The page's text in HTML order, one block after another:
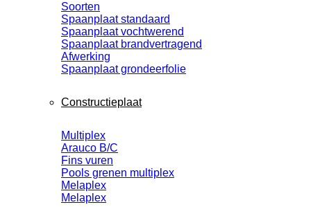
Soorten
Spaanplaat standaard
Spaanplaat vochtwerend
Spaanplaat brandvertragend
Afwerking
Spaanplaat grondeerfolie
Constructieplaat
Multiplex
Arauco B/C
Fins vuren
Pools grenen multiplex
Melaplex
Melaplex